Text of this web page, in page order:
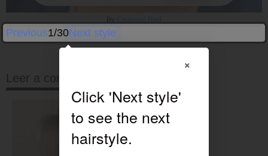
By
Previous1/30Next style
Leer a continuación
×